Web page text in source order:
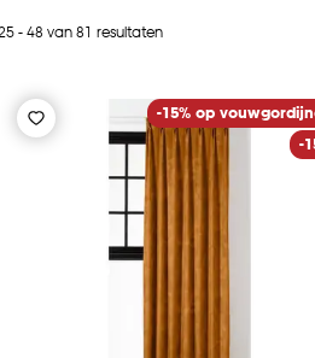
- 48 van 81 resultaten
-15% op
-